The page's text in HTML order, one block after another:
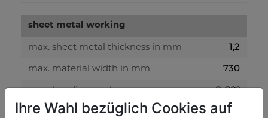
sheet metal working
max. sheet metal thickness in mm 1,2
max. material width in mm 730
max. bending angle 0-90°
Ihre Wahl bezüglich Cookies auf